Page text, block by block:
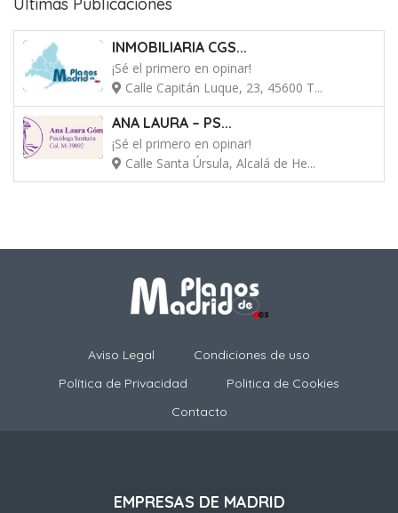
INMOBILIARIA CGS...
¡Sé el primero en opinar!
Calle Capitán Luque, 23, 45600 T...
ANA LAURA – PS...
¡Sé el primero en opinar!
Calle Santa Úrsula, Alcalá de He...
Aviso Legal
Condiciones de uso
Política de Privacidad
Politica de Cookies
Contacto
EMPRESAS DE MADRID